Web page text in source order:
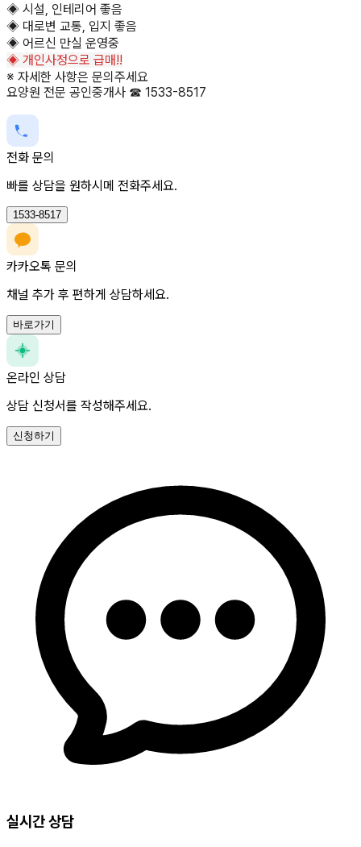
◈ 시설, 인테리어 좋음
◈ 대로변 교통, 입지 좋음
◈ 어르신 만실 운영중
◈ 개인사정으로 급매!!
※ 자세한 사항은 문의주세요
요양원 전문 공인중개사 ☎ 1533-8517
전화 문의
빠를 상담을 원하시메 전화주세요.
1533-8517
카카오톡 문의
채널 추가 후 편하게 상담하세요.
바로가기
온라인 상담
상담 신청서를 작성해주세요.
신청하기
실시간 상담